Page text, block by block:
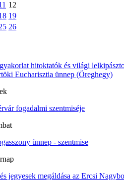
12
19
26
hitoktatók és világi
Eucharisztia ünnep (Öreghegy)
fogadalmi szentmiséje
ünnep - szentmise
jegyesek megáldása az Ercsi